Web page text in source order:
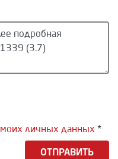
моих личных данных *
ОТПРАВИТЬ